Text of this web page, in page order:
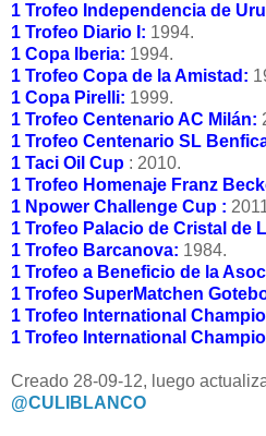
1 Trofeo Independencia de
1 Trofeo Diario I: 1994.
1 Copa Iberia: 1994.
1 Trofeo Copa de la Amistad:
1 Copa Pirelli: 1999.
1 Trofeo Centenario AC Milán:
1 Trofeo Centenario SL
1 Taci Oil Cup : 2010.
1 Trofeo Homenaje Franz
1 Npower Challenge Cup :
1 Trofeo Palacio de Cristal de
1 Trofeo Barcanova: 1984.
1 Trofeo a Beneficio de la
1 Trofeo SuperMatchen
1 Trofeo International
1 Trofeo International
Creado 28-09-12, luego
@CULIBLANCO